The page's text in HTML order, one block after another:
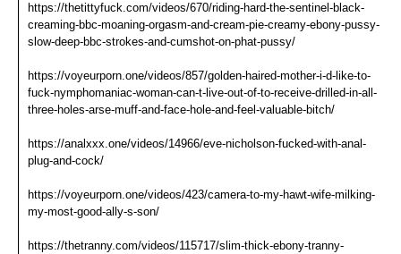
https://thetittyfuck.com/videos/670/riding-hard-the-sentinel-black-
creaming-bbc-moaning-orgasm-and-cream-pie-creamy-ebony-pussy-
slow-deep-bbc-strokes-and-cumshot-on-phat-pussy/
https://voyeurporn.one/videos/857/golden-haired-mother-i-d-like-to-
fuck-nymphomaniac-woman-can-t-live-out-of-to-receive-drilled-in-all-
three-holes-arse-muff-and-face-hole-and-feel-valuable-bitch/
https://analxxx.one/videos/14966/eve-nicholson-fucked-with-anal-
plug-and-cock/
https://voyeurporn.one/videos/423/camera-to-my-hawt-wife-milking-
my-most-good-ally-s-son/
https://thetranny.com/videos/115717/slim-thick-ebony-tranny-